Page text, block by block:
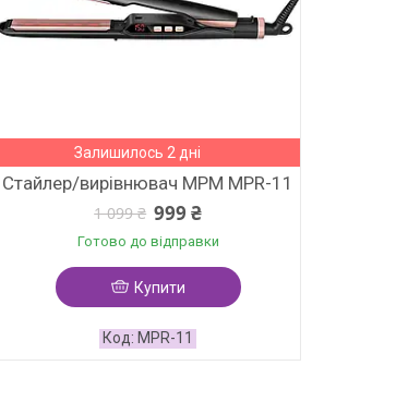
Залишилось 2 дні
Стайлер/вирівнювач MPM MPR-11
1 099 ₴ 999 ₴
Готово до відправки
Купити
MPR-11